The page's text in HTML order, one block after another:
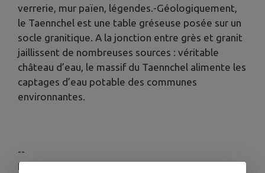
verrerie, mur païen, légendes.-Géologiquement,
le Taennchel est une table gréseuse posée sur un
socle granitique. A la jonction entre grès et granit
jaillissent de nombreuses sources : véritable
château d’eau, le massif du Taennchel alimente les
captages d’eau potable des communes
environnantes.
--
Informations complémentaires: